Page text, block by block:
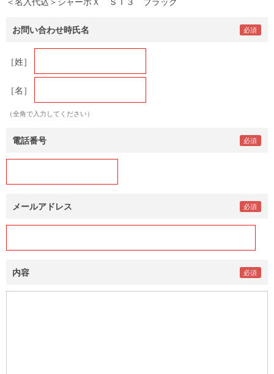
お問い合わせ時氏名
［姓］
［名］
（全角で入力してください）
電話番号
メールアドレス
内容